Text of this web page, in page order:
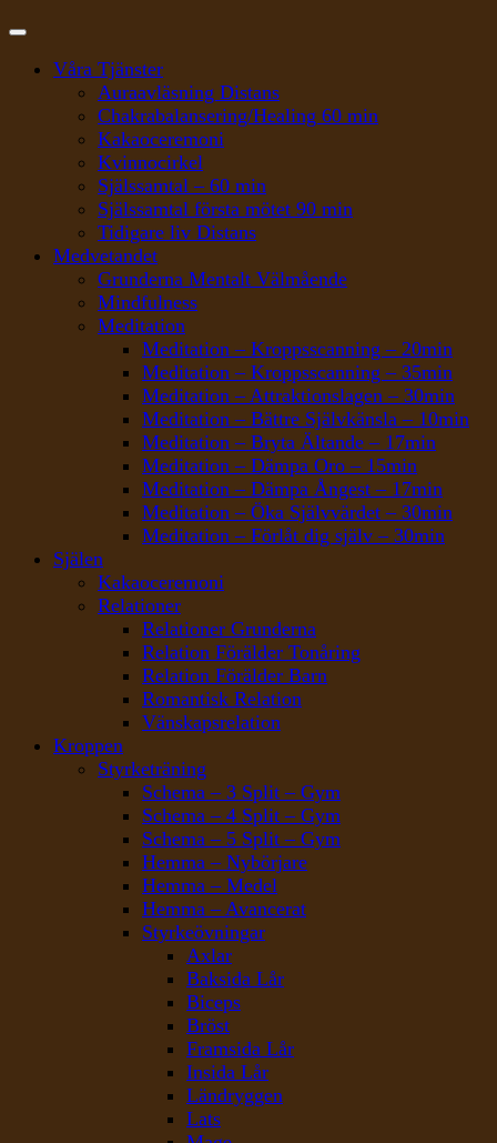
Våra Tjänster
Auraavläsning Distans
Chakrabalansering/Healing 60 min
Kakaoceremoni
Kvinnocirkel
Själssamtal – 60 min
Själssamtal första mötet 90 min
Tidigare liv Distans
Medvetandet
Grunderna Mentalt Välmående
Mindfulness
Meditation
Meditation – Kroppsscanning – 20min
Meditation – Kroppsscanning – 35min
Meditation – Attraktionslagen – 30min
Meditation – Bättre Självkänsla – 10min
Meditation – Bryta Ältande – 17min
Meditation – Dämpa Oro – 15min
Meditation – Dämpa Ångest – 17min
Meditation – Öka Självvärdet – 30min
Meditation – Förlåt dig själv – 30min
Själen
Kakaoceremoni
Relationer
Relationer Grunderna
Relation Förälder Tonåring
Relation Förälder Barn
Romantisk Relation
Vänskapsrelation
Kroppen
Styrketräning
Schema – 3 Split – Gym
Schema – 4 Split – Gym
Schema – 5 Split – Gym
Hemma – Nybörjare
Hemma – Medel
Hemma – Avancerat
Styrkeövningar
Axlar
Baksida Lår
Biceps
Bröst
Framsida Lår
Insida Lår
Ländryggen
Lats